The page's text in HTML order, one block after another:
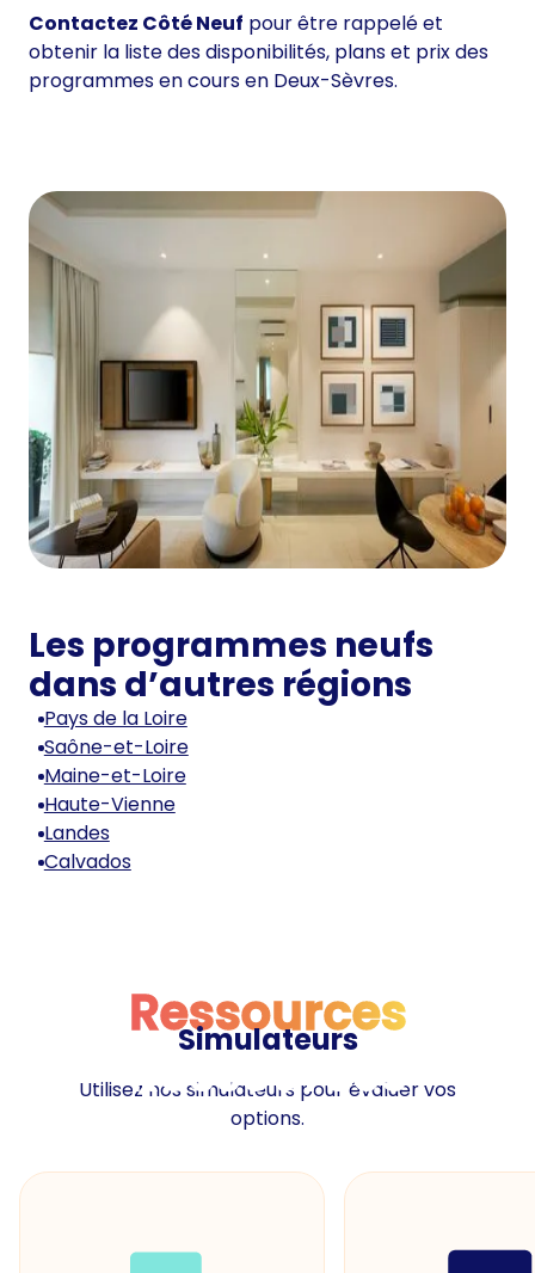
Contactez Côté Neuf pour être rappelé et
obtenir la liste des disponibilités, plans et prix des
programmes en cours en Deux-Sèvres.
Les programmes neufs
dans d’autres régions
Pays de la Loire
Saône-et-Loire
Maine-et-Loire
Haute-Vienne
Landes
Calvados
Ressources
Ressources
Simulateurs
Utilisez nos simulateurs pour évaluer vos
options.